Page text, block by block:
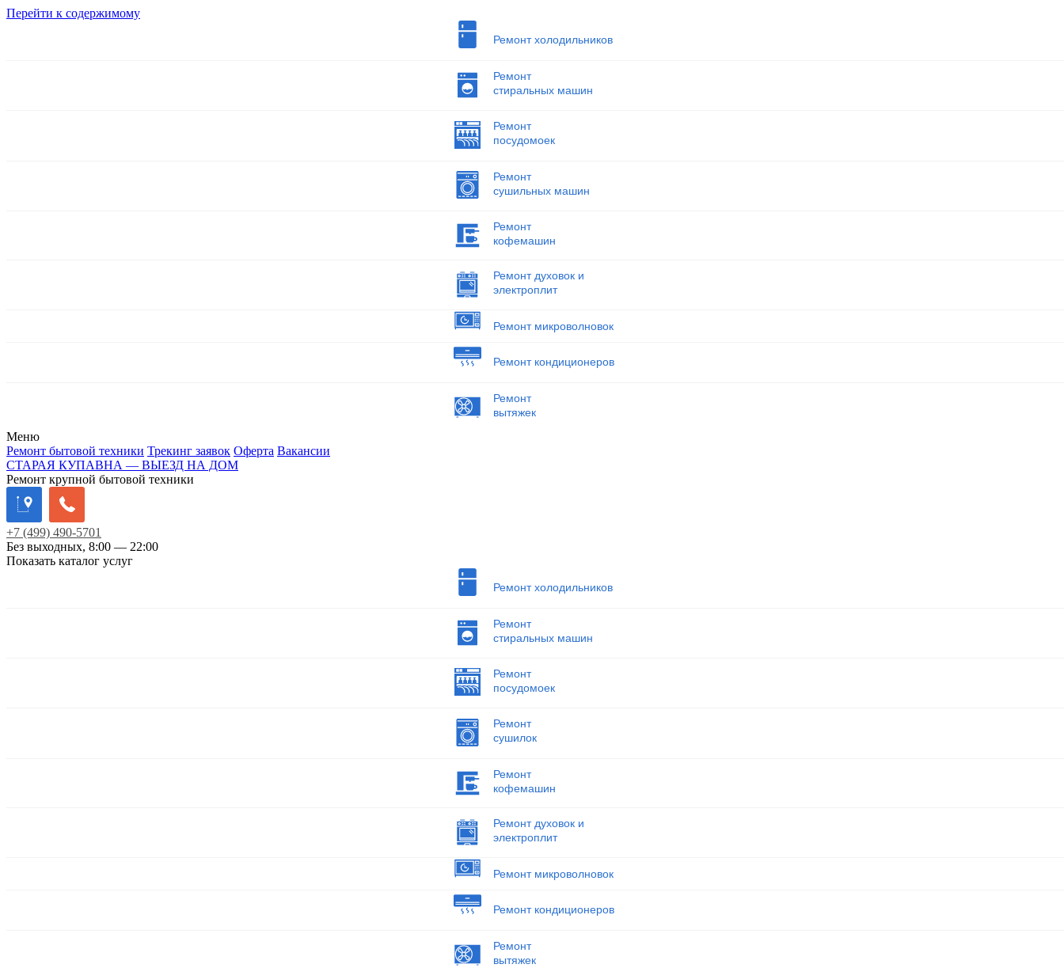
Перейти к содержимому
Ремонт холодильников
Ремонт
стиральных машин
Ремонт
посудомоек
Ремонт
сушильных машин
Ремонт
кофемашин
Ремонт духовок и
электроплит
Ремонт микроволновок
Ремонт кондиционеров
Ремонт
вытяжек
Меню
Ремонт бытовой техники Трекинг заявок Оферта Вакансии
СТАРАЯ КУПАВНА — ВЫЕЗД НА ДОМ
Ремонт крупной бытовой техники
+7 (499) 490-5701
Без выходных, 8:00 — 22:00
Показать каталог услуг
Ремонт холодильников
Ремонт
стиральных машин
Ремонт
посудомоек
Ремонт
сушилок
Ремонт
кофемашин
Ремонт духовок и
электроплит
Ремонт микроволновок
Ремонт кондиционеров
Ремонт
вытяжек